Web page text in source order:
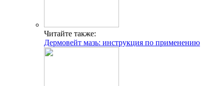
Читайте также:
Дермовейт мазь: инструкция по применению